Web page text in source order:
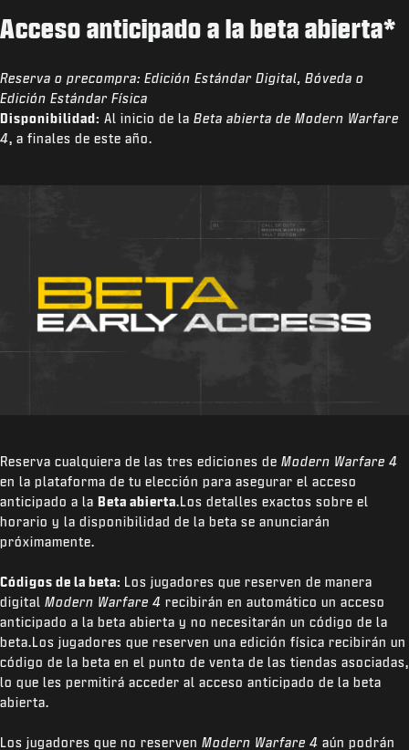
Acceso anticipado a la beta abierta*
Reserva o precompra: Edición Estándar Digital, Bóveda o
Edición Estándar Física
Disponibilidad: Al inicio de la Beta abierta de Modern Warfare
4, a finales de este año.
Reserva cualquiera de las tres ediciones de Modern Warfare 4
en la plataforma de tu elección para asegurar el acceso
anticipado a la Beta abierta.Los detalles exactos sobre el
horario y la disponibilidad de la beta se anunciarán
próximamente.
Códigos de la beta: Los jugadores que reserven de manera
digital Modern Warfare 4 recibirán en automático un acceso
anticipado a la beta abierta y no necesitarán un código de la
beta.Los jugadores que reserven una edición física recibirán un
código de la beta en el punto de venta de las tiendas asociadas,
lo que les permitirá acceder al acceso anticipado de la beta
abierta.
Los jugadores que no reserven Modern Warfare 4 aún podrán